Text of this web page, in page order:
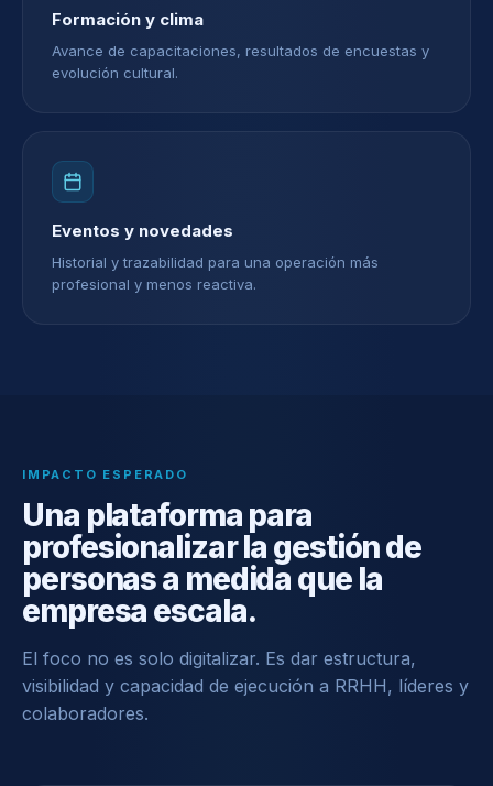
Formación y clima
Avance de capacitaciones, resultados de encuestas y
evolución cultural.
Eventos y novedades
Historial y trazabilidad para una operación más
profesional y menos reactiva.
IMPACTO ESPERADO
Una plataforma para
profesionalizar la gestión de
personas a medida que la
empresa escala.
El foco no es solo digitalizar. Es dar estructura,
visibilidad y capacidad de ejecución a RRHH, líderes y
colaboradores.